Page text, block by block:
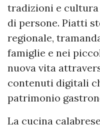
tradizioni e
di persone. Piatti
regionale,
famiglie e nei
nuova vita
contenuti digitali
patrimonio
La cucina